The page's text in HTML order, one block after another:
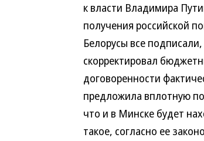
к власти Владимира
получения российской
Белорусы все
скорректировал
договоренности
предложила вплотную
что и в Минске будет
такое, согласно ее